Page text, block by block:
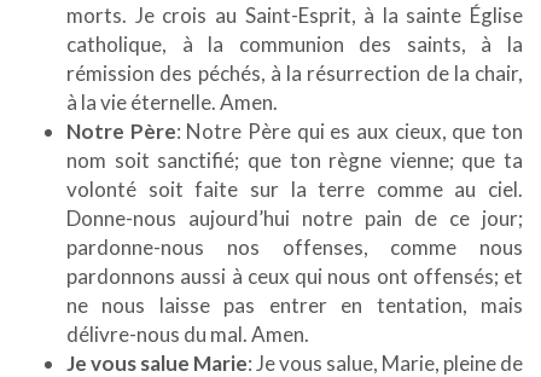
morts. Je crois au Saint-Esprit, à la sainte Église
catholique, à la communion des saints, à la
rémission des péchés, à la résurrection de la chair,
à la vie éternelle. Amen.
Notre Père: Notre Père qui es aux cieux, que ton
nom soit sanctifié; que ton règne vienne; que ta
volonté soit faite sur la terre comme au ciel.
Donne-nous aujourd’hui notre pain de ce jour;
pardonne-nous nos offenses, comme nous
pardonnons aussi à ceux qui nous ont offensés; et
ne nous laisse pas entrer en tentation, mais
délivre-nous du mal. Amen.
Je vous salue Marie: Je vous salue, Marie, pleine de